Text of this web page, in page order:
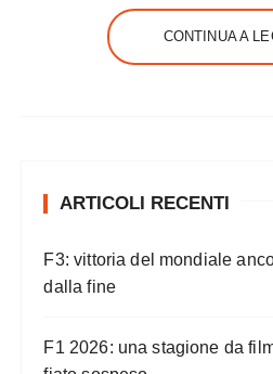
CONTINUA A
ARTICOLI RECENTI
F3: vittoria del mondiale
dalla fine
F1 2026: una stagione da